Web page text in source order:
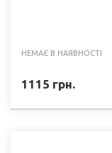
НЕМАЄ В НАЯВНОСТІ
1115 грн.